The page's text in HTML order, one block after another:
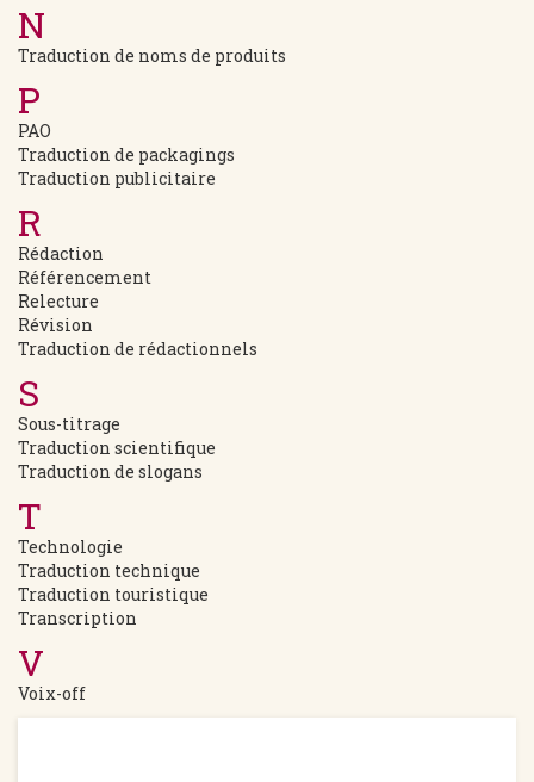
N
Traduction de noms de produits
P
PAO
Traduction de packagings
Traduction publicitaire
R
Rédaction
Référencement
Relecture
Révision
Traduction de rédactionnels
S
Sous-titrage
Traduction scientifique
Traduction de slogans
T
Technologie
Traduction technique
Traduction touristique
Transcription
V
Voix-off